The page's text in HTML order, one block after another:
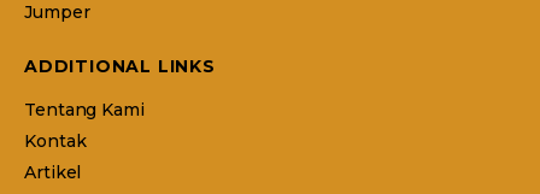
Jumper
ADDITIONAL LINKS
Tentang Kami
Kontak
Artikel